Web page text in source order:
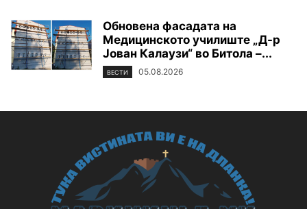
Обновена фасадата на
Медицинското училиште „Д-р
Јован Калаузи“ во Битола –...
ВЕСТИ 05.08.2026